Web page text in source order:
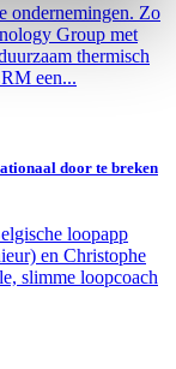
ondernemingen. Zo
Group met
thermisch
een...
door te breken
loopapp
en Christophe
slimme loopcoach